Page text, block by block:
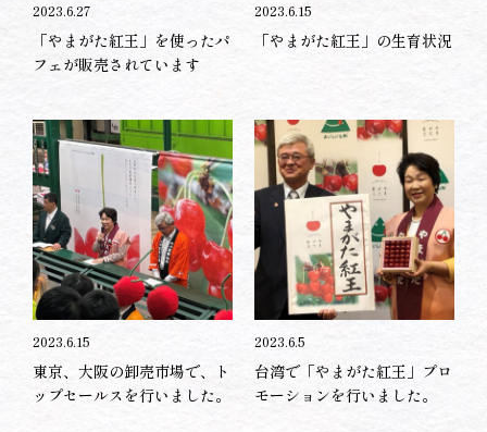
2023.6.27
「やまがた紅王」を使ったパ
フェが販売されています
2023.6.15
「やまがた紅王」の生育状況
2023.6.15
東京、大阪の卸売市場で、ト
ップセールスを行いました。
2023.6.5
台湾で「やまがた紅王」プロ
モーションを行いました。